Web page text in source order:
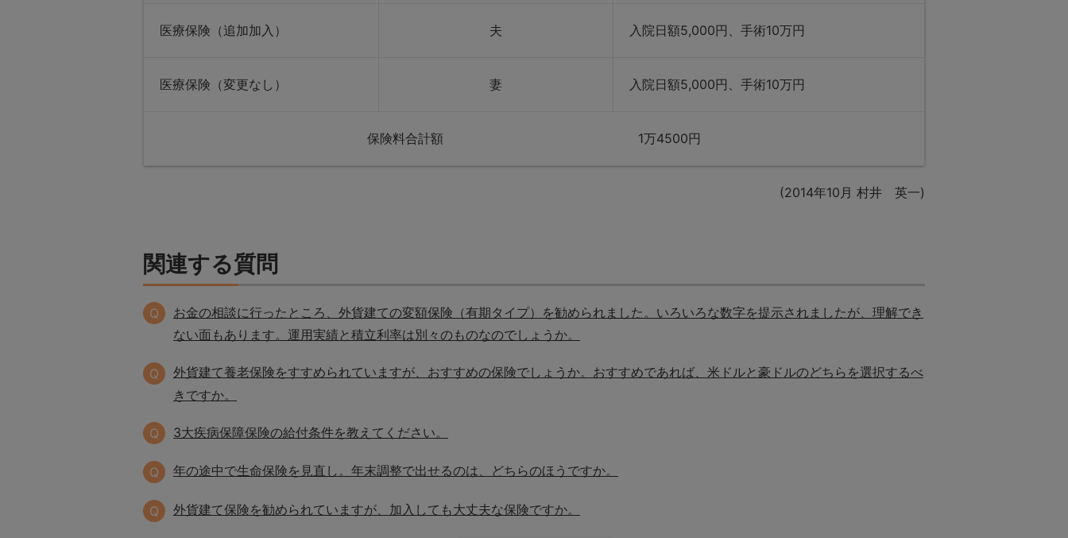
医療保険（追加加入） 夫 入院日額5,000円、手術10万円
医療保険（変更なし） 妻 入院日額5,000円、手術10万円
保険料合計額 1万4500円
(2014年10月 村井 英一)
関連する質問
Q
お金の相談に行ったところ、外貨建ての変額保険（有期タイプ）を勧められました。いろいろな数字を提示されましたが、理解でき
ない面もあります。運用実績と積立利率は別々のものなのでしょうか。
Q
外貨建て養老保険をすすめられていますが、おすすめの保険でしょうか。おすすめであれば、米ドルと豪ドルのどちらを選択するべ
きですか。
Q 3大疾病保障保険の給付条件を教えてください。
Q 年の途中で生命保険を見直し。年末調整で出せるのは、どちらのほうですか。
Q 外貨建て保険を勧められていますが、加入しても大丈夫な保険ですか。